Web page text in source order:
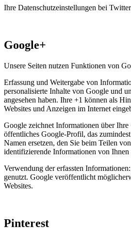
Ihre Datenschutzeinstellungen bei
Google+
Unsere Seiten nutzen Funktionen von
Erfassung und Weitergabe von
personalisierte Inhalte von Google und
angesehen haben. Ihre +1 können als
Websites und Anzeigen im Internet
Google zeichnet Informationen über
öffentliches Google-Profil, das
Namen ersetzen, den Sie beim Teilen
identifizierende Informationen von Ihnen
Verwendung der erfassten
genutzt. Google veröffentlicht
Websites.
Pinterest